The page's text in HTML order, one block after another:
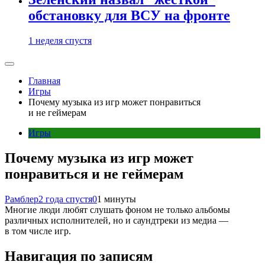
обстановку для ВСУ на фронте
1 неделя спустя
Главная
Игры
Почему музыка из игр может понравиться
и не геймерам
Игры
Почему музыка из игр может
понравиться и не геймерам
Рамблер2 года спустя01 минуты
Многие люди любят слушать фоном не только альбомы
различных исполнителей, но и саундтреки из медиа —
в том числе игр.
Навигация по записям